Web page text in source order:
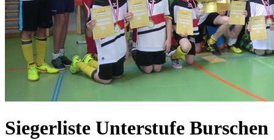
Siegerliste Unterstufe Burschen